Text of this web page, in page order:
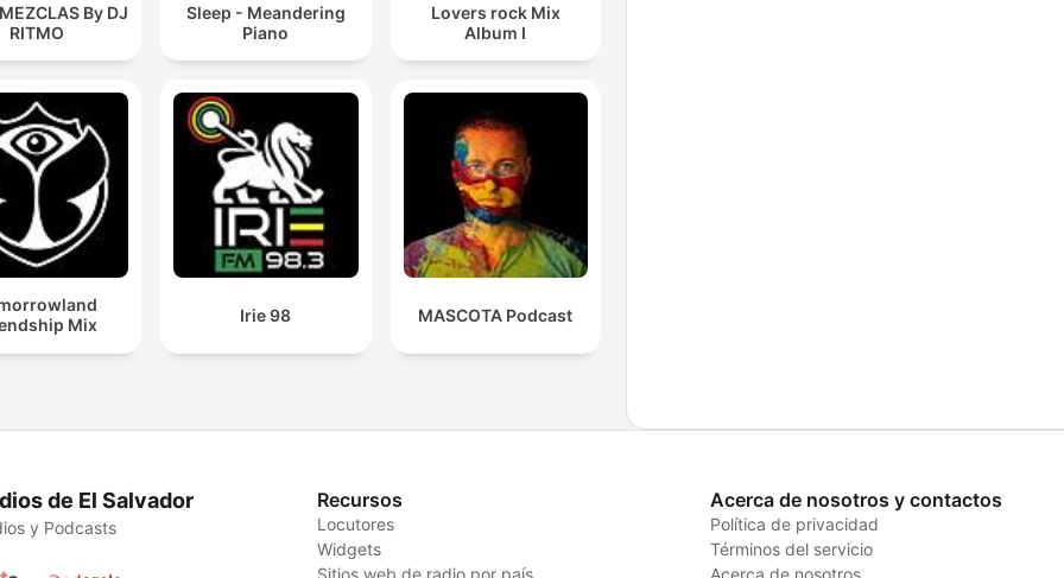
By DJ
RITMO
Sleep - Meandering
Piano
Lovers rock Mix
Album I
Mix
Irie 98 MASCOTA Podcast
de El Salvador
y Podcasts
Recursos
Locutores
Widgets
Sitios web de radio por país
Acerca de nosotros y contactos
Política de privacidad
Términos del servicio
Acerca de nosotros